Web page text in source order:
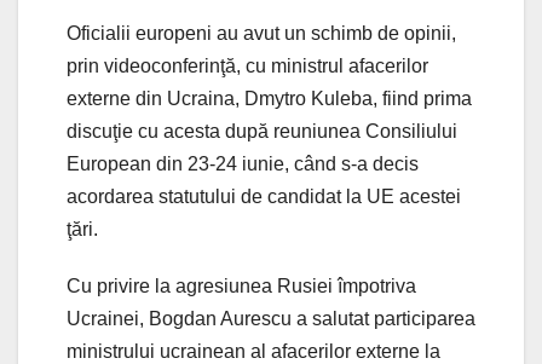
Oficialii europeni au avut un schimb de opinii,
prin videoconferinţă, cu ministrul afacerilor
externe din Ucraina, Dmytro Kuleba, fiind prima
discuţie cu acesta după reuniunea Consiliului
European din 23-24 iunie, când s-a decis
acordarea statutului de candidat la UE acestei
ţări.
Cu privire la agresiunea Rusiei împotriva
Ucrainei, Bogdan Aurescu a salutat participarea
ministrului ucrainean al afacerilor externe la